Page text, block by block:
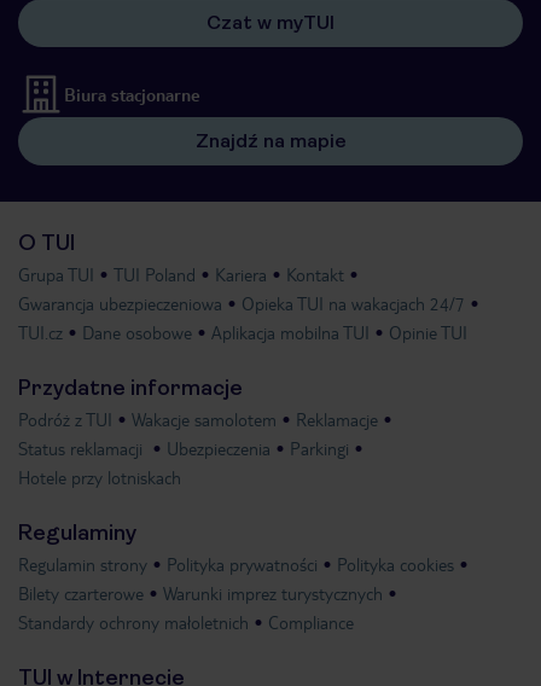
Czat w myTUI
Biura stacjonarne
Znajdź na mapie
O TUI
Grupa TUI TUI Poland Kariera
Kontakt
Gwarancja ubezpieczeniowa
Opieka TUI na wakacjach 24/7
TUI.cz
Dane osobowe Aplikacja mobilna TUI Opinie TUI
Przydatne informacje
Podróż z TUI Wakacje samolotem
Reklamacje
Status reklamacji
Ubezpieczenia
Parkingi
Hotele przy lotniskach
Regulaminy
Regulamin strony Polityka prywatności
Polityka cookies
Bilety czarterowe
Warunki imprez turystycznych
Standardy ochrony małoletnich
Compliance
TUI w Internecie